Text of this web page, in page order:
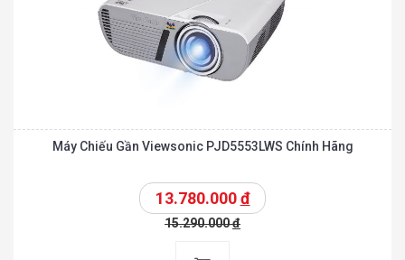
Máy Chiếu Gần Viewsonic PJD5553LWS Chính Hãng
13.780.000đ
15.290.000đ